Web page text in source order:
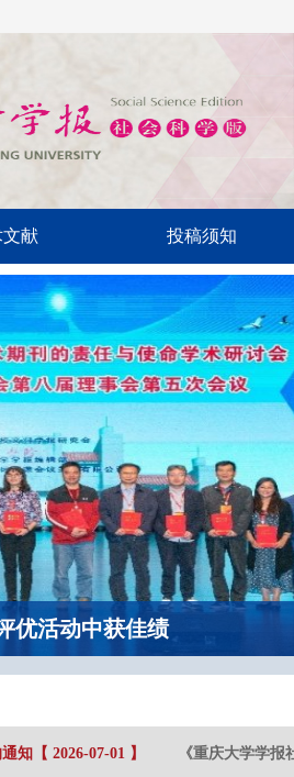
文献 投稿须知
优活动中获佳绩
知【 2026-07-01】 《重庆大学学报